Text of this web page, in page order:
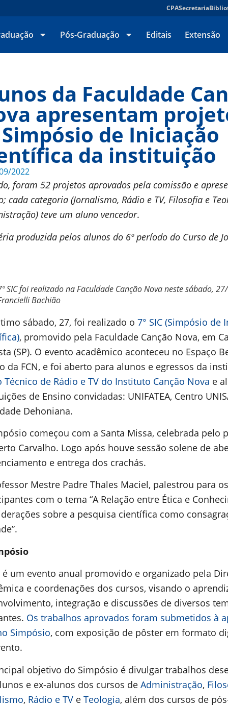
CPASecretaria
Pós-Graduação Editais Extensão
da Faculdade
apresentam
Simpósio de Iniciação
da instituição
2022
foram 52 projetos aprovados pela comissão e
cada categoria (Jornalismo, Rádio e TV, Filosofia e
teve um aluno vencedor.
produzida pelos alunos do 6º período do Curso de
SIC foi realizado na Faculdade Canção Nova neste sábado,
Bachião
sábado, 27, foi realizado o 7° SIC (Simpósio de
, promovido pela Faculdade Canção Nova, em
(SP). O evento acadêmico aconteceu no Espaço
da FCN, e foi aberto para alunos e egressos da
Técnico de Rádio e TV do Instituto Canção Nova e
de Ensino convidadas: UNIFATEA, Centro
Dehoniana.
começou com a Santa Missa, celebrada pelo
Carvalho. Logo após houve sessão solene de
e entrega dos crachás.
Mestre Padre Thales Maciel, palestrou para os
com o tema “A Relação entre Ética e
sobre a pesquisa científica como
é um evento anual promovido e organizado pela
e coordenações dos cursos, visando o
integração e discussões de diversos
Os trabalhos aprovados foram submetidos à
Simpósio, com exposição de pôster em formato
objetivo do Simpósio é divulgar trabalhos
e ex-alunos dos cursos de Administração,
, Rádio e TV e Teologia, além dos cursos de